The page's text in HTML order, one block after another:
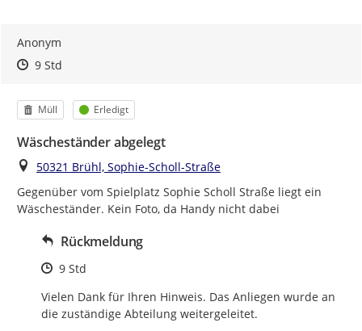
Anonym
Zeitpunkt des Erstellens
Zeitpunkt des Erstellens
9 StdZur Äußerung
Kategorie
Müll Status
Erledigt
Wäscheständer abgelegt
Ort
50321 Brühl, Sophie-Scholl-Straße
Gegenüber vom Spielplatz Sophie Scholl Straße liegt ein
Wäscheständer. Kein Foto, da Handy nicht dabei
Rückmeldung
Zeitpunkt des Erstellens
9 Std
Vielen Dank für Ihren Hinweis. Das Anliegen wurde an
die zuständige Abteilung weitergeleitet.